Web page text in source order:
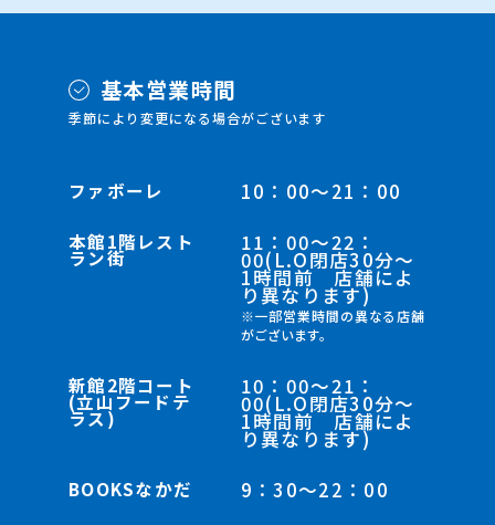
基本営業時間
季節により変更になる場合がございます
ファボーレ 10：00～21：00
本館1階レスト
ラン街
11：00～22：
00(L.O閉店30分～
1時間前 店舗によ
り異なります)
※一部営業時間の異なる店舗
がございます。
新館2階コート
(立山フードテ
ラス)
10：00～21：
00(L.O閉店30分～
1時間前 店舗によ
り異なります)
BOOKSなかだ 9：30～22：00